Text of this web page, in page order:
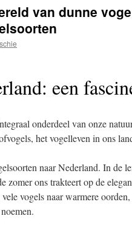
van dunne
een
onderdeel van onze
het vogelleven in ons
naar Nederland. In de
zomer ons trakteert op de
vogels naar warmere